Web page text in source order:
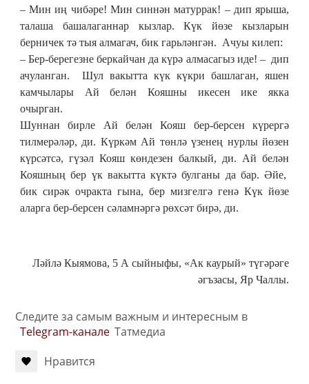
– Мин иң чибәре! Мин синнән матуррак! – дип ярыша,
талаша башалаганнар кызлар. Күк йөзе кызларын
берничек тә тыя алмагач, бик гарьләнгән. Ачуы килеп:
– Бер-берегезне беркайчан да күрә алмасагыз иде! – дип
ачуланган. Шул вакытта күк күкри башлаган, яшен
камчылары Ай белән Кояшны икесен ике якка
очырган.
Шуннан бирле Ай белән Кояш бер-берсен күрергә
тилмерәләр, ди. Күркәм Ай төнлә үзенең нурлы йөзен
күрсәтсә, гүзәл Кояш көндезен балкый, ди. Ай белән
Кояшның бер үк вакытта күктә булганы да бар. Әйе,
бик сирәк очракта гына, бер мизгелгә генә Күк йөзе
аларга бер-берсен сәламнәргә рөхсәт бирә, ди.
Ләйлә Кыямова, 5 А сыйныфы, «Ак каурый» түгәрәге
әгъзасы, Яр Чаллы.
Следите за самым важным и интересным в
Telegram-канале Татмедиа
Нравится